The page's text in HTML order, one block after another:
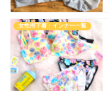
女性用下着・インナー一覧